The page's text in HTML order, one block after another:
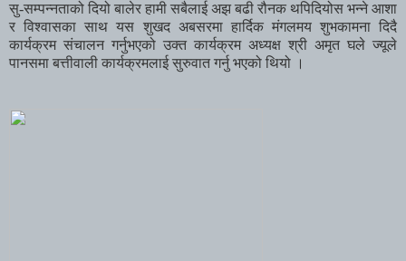
सु-सम्पन्नताको दियो बालेर हामी सबैलाई अझ बढी रौनक थपिदियोस भन्ने आशा
र विश्वासका साथ यस शुखद अबसरमा हार्दिक मंगलमय शुभकामना दिदै
कार्यक्रम संचालन गर्नुभएको उक्त कार्यक्रम अध्यक्ष श्री अमृत घले ज्यूले
पानसमा बत्तीवाली कार्यक्रमलाई सुरुवात गर्नु भएको थियो ।